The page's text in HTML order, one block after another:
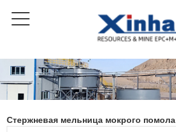
Стержневая мельница мокрого помола